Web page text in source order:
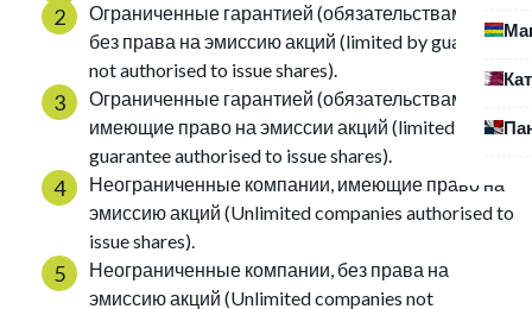
Ограниченные гарантией (обязательствами),
без права на эмиссию акций (limited by guarantee
not authorised to issue shares).
Ограниченные гарантией (обязательствами), но
имеющие право на эмиссии акций (limited by
guarantee authorised to issue shares).
Неограниченные компании, имеющие право на
эмиссию акций (Unlimited companies authorised to
issue shares).
Неограниченные компании, без права на
эмиссию акций (Unlimited companies not